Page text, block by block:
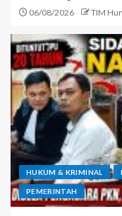
06/08/2026 TIM
HUKUM & KRIMINAL
PEMERINTAH